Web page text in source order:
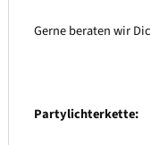
Gerne beraten wir
Partylichterkette: